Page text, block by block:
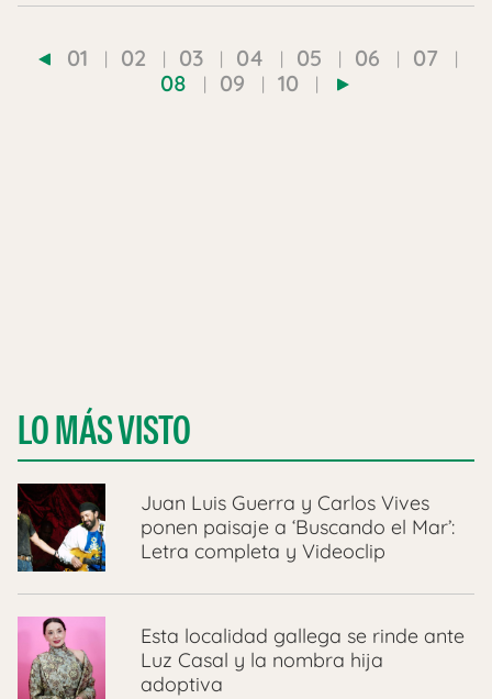
01 02 03 04 05 06
07
08
09 10
LO MÁS VISTO
Juan Luis Guerra y Carlos Vives
ponen paisaje a ‘Buscando el Mar’:
Letra completa y Videoclip
Esta localidad gallega se rinde ante
Luz Casal y la nombra hija
adoptiva